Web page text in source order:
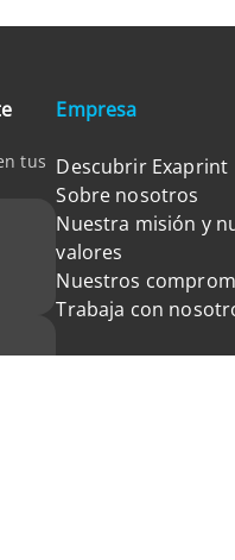
tus
Empresa
Descubrir Exaprint
Sobre nosotros
Nuestra misión y
valores
Nuestros
Trabaja con